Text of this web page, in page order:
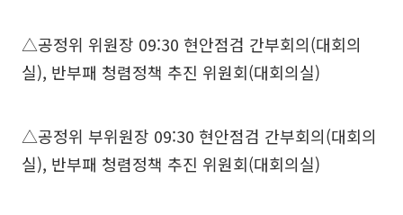
△공정위 위원장 09:30 현안점검 간부회의(대회의
실), 반부패 청렴정책 추진 위원회(대회의실)
△공정위 부위원장 09:30 현안점검 간부회의(대회의
실), 반부패 청렴정책 추진 위원회(대회의실)